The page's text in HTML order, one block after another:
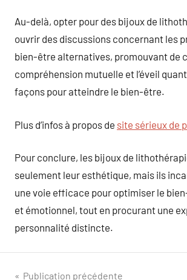
Au-delà, opter pour des bijoux de
ouvrir des discussions concernant les
bien-être alternatives, promouvant de
compréhension mutuelle et l’éveil
façons pour atteindre le bien-être.
Plus d’infos à propos de site sérieux de
Pour conclure, les bijoux de
seulement leur esthétique, mais ils
une voie efficace pour optimiser le
et émotionnel, tout en procurant une
personnalité distincte.
Publication précédente